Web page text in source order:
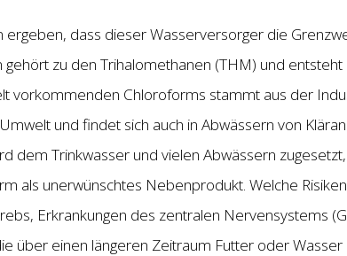
ergeben, dass dieser Wasserversorger die
zu den Trihalomethanen (THM) und
vorkommenden Chloroforms stammt aus der
und findet sich auch in Abwässern von
dem Trinkwasser und vielen Abwässern
als unerwünschtes Nebenprodukt. Welche
Erkrankungen des zentralen Nervensystems
über einen längeren Zeitraum Futter oder